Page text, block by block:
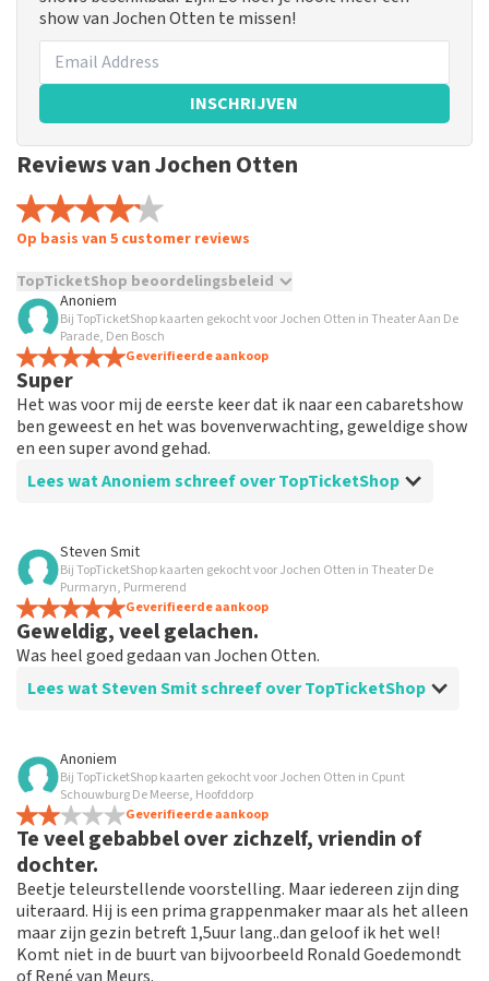
show van Jochen Otten te missen!
INSCHRIJVEN
Reviews van Jochen Otten
Op basis van 5 customer reviews
TopTicketShop beoordelingsbeleid
TopTicketShop verzamelt reviews van echte klanten. Het is
niet mogelijk om een review achter te laten als je geen
tickets hebt aangeschaft bij TopTicketShop. Reviews met
grof taalgebruik en/of onwaarheden worden niet geplaatst.
Het kan enkele weken duren voordat een review wordt
geplaatst.
Anoniem
Bij TopTicketShop kaarten gekocht voor Jochen Otten in Theater Aan De
Parade, Den Bosch
Geverifieerde aankoop
Super
Het was voor mij de eerste keer dat ik naar een cabaretshow
ben geweest en het was bovenverwachting, geweldige show
en een super avond gehad.
Lees wat Anoniem schreef over TopTicketShop
Beoordeling van Anoniem over
Goed
Simpel en snel geregeld.
Steven Smit
Bij TopTicketShop kaarten gekocht voor Jochen Otten in Theater De
Purmaryn, Purmerend
Geverifieerde aankoop
Geweldig, veel gelachen.
Was heel goed gedaan van Jochen Otten.
Lees wat Steven Smit schreef over TopTicketShop
Beoordeling van Steven Smit over
Heel goed!
Anoniem
Bij TopTicketShop kaarten gekocht voor Jochen Otten in Cpunt
Schouwburg De Meerse, Hoofddorp
Geverifieerde aankoop
Te veel gebabbel over zichzelf, vriendin of
dochter.
Beetje teleurstellende voorstelling. Maar iedereen zijn ding
uiteraard. Hij is een prima grappenmaker maar als het alleen
maar zijn gezin betreft 1,5uur lang..dan geloof ik het wel!
Komt niet in de buurt van bijvoorbeeld Ronald Goedemondt